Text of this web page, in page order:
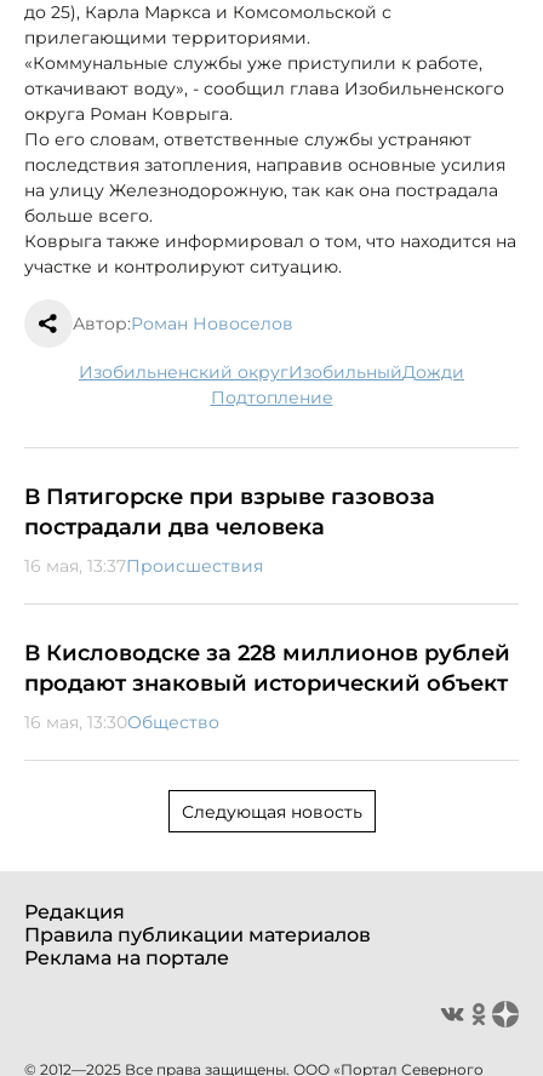
до 25), Карла Маркса и Комсомольской с
прилегающими территориями.
«Коммунальные службы уже приступили к работе,
откачивают воду», - сообщил глава Изобильненского
округа Роман Коврыга.
По его словам, ответственные службы устраняют
последствия затопления, направив основные усилия
на улицу Железнодорожную, так как она пострадала
больше всего.
Коврыга также информировал о том, что находится на
участке и контролируют ситуацию.
Автор:Роман Новоселов
Изобильненский округ Изобильный
дожди
подтопление
В Пятигорске при взрыве газовоза
пострадали два человека
16 мая, 13:37Происшествия
В Кисловодске за 228 миллионов рублей
продают знаковый исторический объект
16 мая, 13:30Общество
Следующая новость
Редакция
Правила публикации материалов
Реклама на портале
© 2012—2025 Все права защищены. ООО «Портал Северного